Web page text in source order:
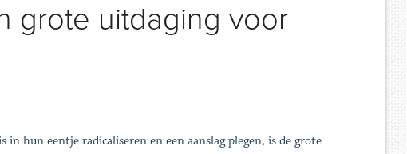
grote uitdaging voor
hun eentje radicaliseren en een aanslag plegen, is de grote